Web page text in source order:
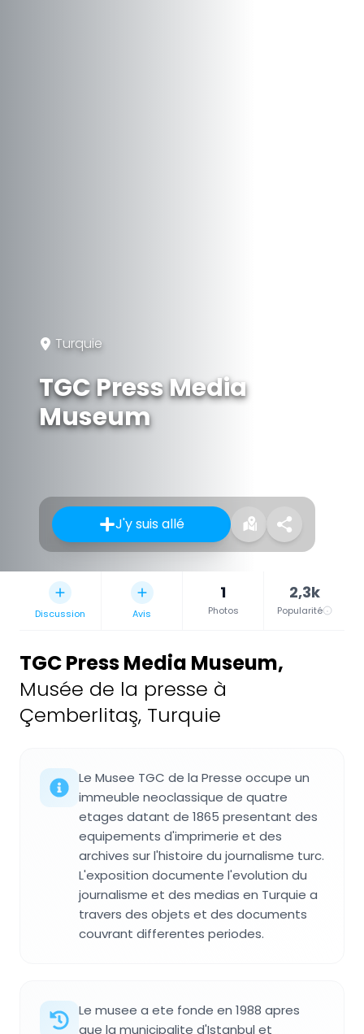
Turquie
TGC Press Media
Museum
J'y suis allé
Discussion Avis
1
Photos
2,3k
Popularité
TGC Press Media Museum,
Musée de la presse à
Çemberlitaş, Turquie
Le Musee TGC de la Presse occupe un
immeuble neoclassique de quatre
etages datant de 1865 presentant des
equipements d'imprimerie et des
archives sur l'histoire du journalisme turc.
L'exposition documente l'evolution du
journalisme et des medias en Turquie a
travers des objets et des documents
couvrant differentes periodes.
Le musee a ete fonde en 1988 apres
que la municipalite d'Istanbul et